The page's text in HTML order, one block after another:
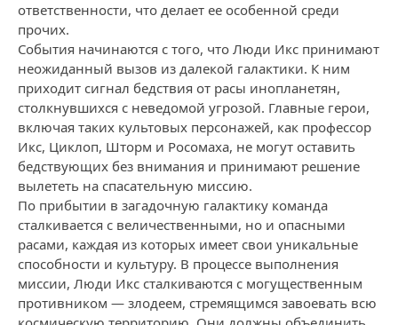
ответственности, что делает ее особенной среди
прочих.
События начинаются с того, что Люди Икс принимают
неожиданный вызов из далекой галактики. К ним
приходит сигнал бедствия от расы инопланетян,
столкнувшихся с неведомой угрозой. Главные герои,
включая таких культовых персонажей, как профессор
Икс, Циклоп, Шторм и Росомаха, не могут оставить
бедствующих без внимания и принимают решение
вылететь на спасательную миссию.
По прибытии в загадочную галактику команда
сталкивается с величественными, но и опасными
расами, каждая из которых имеет свои уникальные
способности и культуру. В процессе выполнения
миссии, Люди Икс сталкиваются с могущественным
противником — злодеем, стремящимся завоевать всю